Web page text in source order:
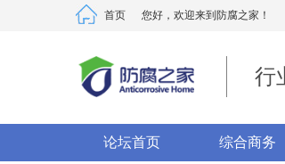
首页 您好，欢迎来到防腐之家！
行
论坛首页 综合商务